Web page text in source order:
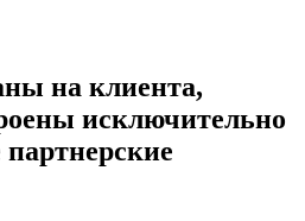
на клиента,
исключительно